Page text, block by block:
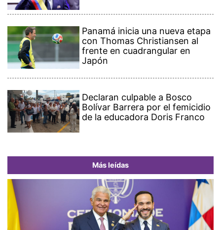
Panamá inicia una nueva etapa
con Thomas Christiansen al
frente en cuadrangular en
Japón
Declaran culpable a Bosco
Bolívar Barrera por el femicidio
de la educadora Doris Franco
Más leídas